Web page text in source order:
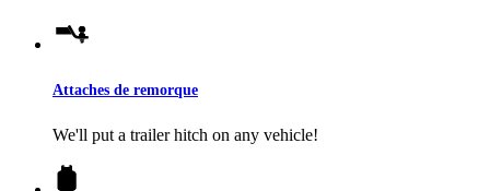
Attaches de remorque
We'll put a trailer hitch on any vehicle!